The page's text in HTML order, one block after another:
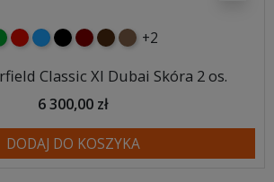
czerwony
niebieski
czarnykasztanowy
ciemno brązowy
brązowy
+2
Classic Xl Dubai Skóra 2 os.
6 300,00 zł
DODAJ DO KOSZYKA